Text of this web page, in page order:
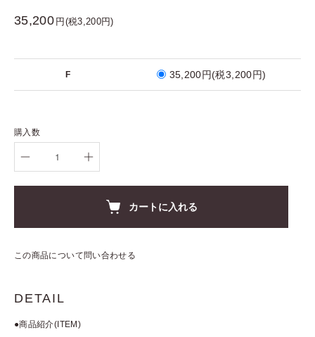
35,200 円(税3,200円)
F 35,200円(税3,200円)
購入数
カートに入れる
この商品について問い合わせる
DETAIL
●商品紹介(ITEM)